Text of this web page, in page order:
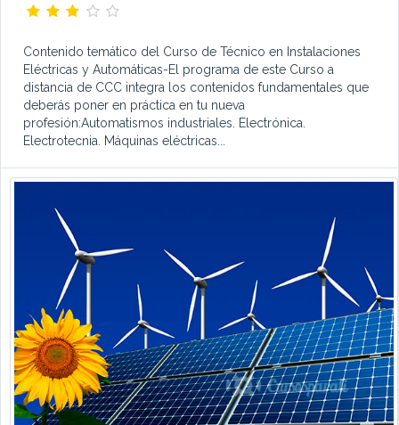
Contenido temático del Curso de Técnico en Instalaciones
Eléctricas y Automáticas-El programa de este Curso a
distancia de CCC integra los contenidos fundamentales que
deberás poner en práctica en tu nueva
profesión:Automatismos industriales. Electrónica.
Electrotecnia. Máquinas eléctricas...